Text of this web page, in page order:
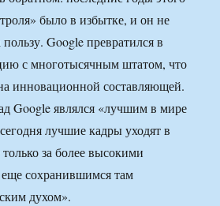
было в избытке, и он не
Google превратился в
с многотысячным штатом, что
инновационной составляющей.
Google являлся «лучшим в мире
лучшие кадры уходят в
за более высокими
еще сохранившимся там
духом».